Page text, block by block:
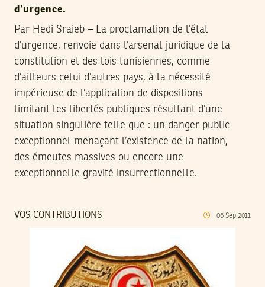
d’urgence.
Par Hedi Sraieb – La proclamation de l’état
d’urgence, renvoie dans l’arsenal juridique de la
constitution et des lois tunisiennes, comme
d’ailleurs celui d’autres pays, à la nécessité
impérieuse de l’application de dispositions
limitant les libertés publiques résultant d’une
situation singulière telle que : un danger public
exceptionnel menaçant l’existence de la nation,
des émeutes massives ou encore une
exceptionnelle gravité insurrectionnelle.
VOS CONTRIBUTIONS 06 Sep 2011